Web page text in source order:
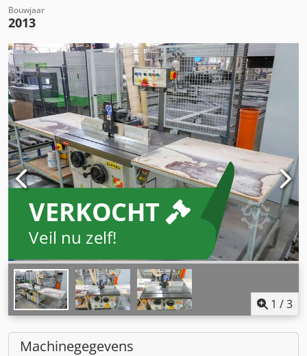
Bouwjaar
2013
VERKOCHT
Veil nu zelf!
1 /3
Machinegegevens